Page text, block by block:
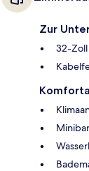
Zur
32-Zoll
Minibar